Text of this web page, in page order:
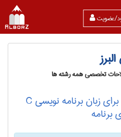
عضویت
تخصصی همه رشته ها
معادل های انگلیسی برای زبان برنامه نویسی C
برنامه